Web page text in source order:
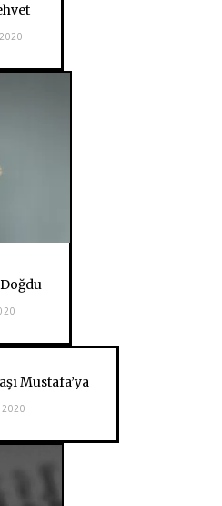
Mustafa’ya